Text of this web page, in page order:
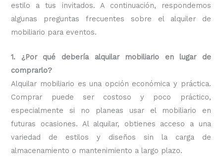
estilo a tus invitados. A continuación, respondemos
algunas preguntas frecuentes sobre el alquiler de
mobiliario para eventos.
1. ¿Por qué debería alquilar mobiliario en lugar de
comprarlo?
Alquilar mobiliario es una opción económica y práctica.
Comprar puede ser costoso y poco práctico,
especialmente si no planeas usar el mobiliario en
futuras ocasiones. Al alquilar, obtienes acceso a una
variedad de estilos y diseños sin la carga de
almacenamiento o mantenimiento a largo plazo.